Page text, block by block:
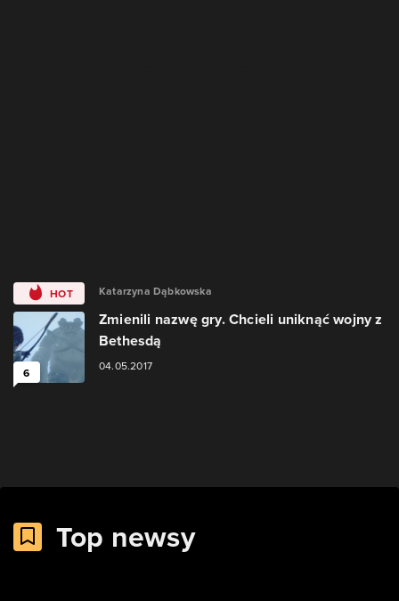
HOT
6
Katarzyna Dąbkowska
Zmienili nazwę gry. Chcieli uniknąć wojny z
Bethesdą
04.05.2017
Top newsy